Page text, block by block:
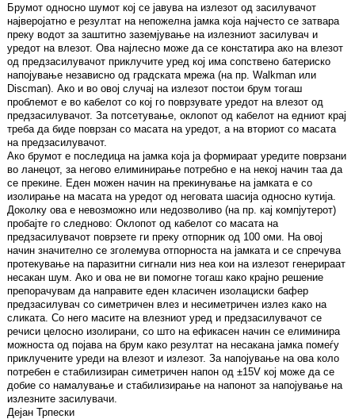
Брумот односно шумот кој се јавува на излезот од засилувачот
најверојатно е резултат на непожелна јамка која најчесто се затвара
преку водот за заштитно заземјување на излезниот засилувач и
уредот на влезот. Ова најлесно може да се констатира ако на влезот
од предзасилувачот приклучите уред кој има сопствено батериско
напојување независно од градската мрежа (на пр. Walkman или
Discman). Ако и во овој случај на излезот постои брум тогаш
проблемот е во кабелот со кој го поврзувате уредот на влезот од
предзасилувачот. За потсетување, оклопот од кабелот на едниот крај
треба да биде поврзан со масата на уредот, а на вториот со масата
на предзасилувачот.
Ако брумот е последица на јамка која ја формираат уредите поврзани
во ланецот, за негово елиминирање потребно е на некој начин таа да
се прекине. Еден можен начин на прекинување на јамката е со
изолирање на масата на уредот од неговата шасија односно кутија.
Доколку ова е невозможно или недозволиво (на пр. кај компјутерот)
пробајте го следново: Оклопот од кабелот со масата на
предзасилувачот поврзете ги преку отпорник од 100 оми. На овој
начин значително се зголемува отпорноста на јамката и се спречува
протекување на паразитни сигнали низ неа кои на излезот генерираат
несакан шум. Ако и ова не ви помогне тогаш како крајно решение
препорачувам да направите еден класичен изолациски бафер
предзасилувач со симетричен влез и несиметричен излез како на
сликата. Со него масите на влезниот уред и предзасилувачот се
речиси целосно изолирани, со што на ефикасен начин се елиминира
можноста од појава на брум како резултат на несакана јамка помеѓу
приклучените уреди на влезот и излезот. За напојување на ова коло
потребен е стабилизиран симетричен напон од ±15V кој може да се
добие со намалување и стабилизирање на напонот за напојување на
излезните засилувачи.
Дејан Трпески